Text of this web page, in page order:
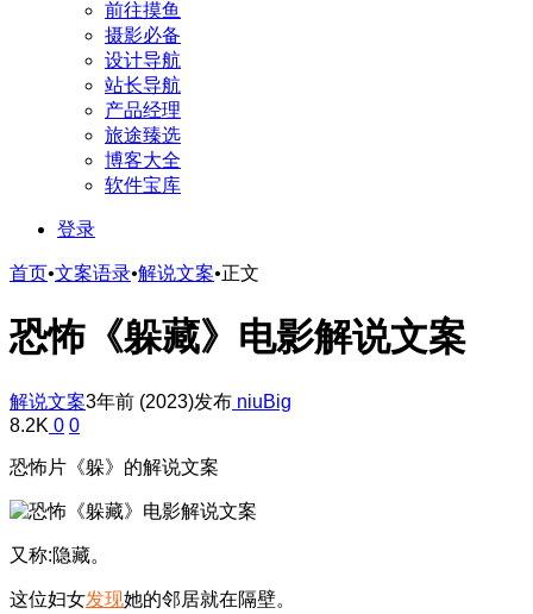
前往摸鱼
摄影必备
设计导航
站长导航
产品经理
旅途臻选
博客大全
软件宝库
登录
首页•文案语录•解说文案•正文
恐怖《躲藏》电影解说文案
解说文案3年前 (2023)发布 niuBig
8.2K 0 0
恐怖片《躲》的解说文案
又称:隐藏。
这位妇女发现她的邻居就在隔壁。